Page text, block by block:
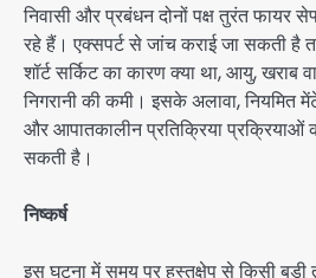
निवासी और प्रबंधन दोनों पक्ष तुरंत फायर
रहे हैं। एक्सपर्ट से जांच कराई जा सकती है
शॉर्ट सर्किट का कारण क्या था, आयु, खराब
निगरानी की कमी। इसके अलावा, नियमित
और आपातकालीन प्रतिक्रिया प्रक्रियाओं
सकती है।
निष्कर्ष
इस घटना में समय पर हस्तक्षेप से किसी बड़ी